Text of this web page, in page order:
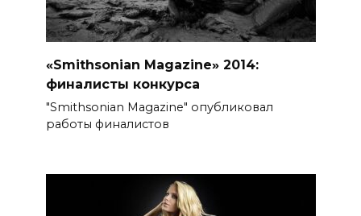
«Smithsonian Magazine» 2014:
финалисты конкурса
"Smithsonian Magazine" опубликовал
работы финалистов